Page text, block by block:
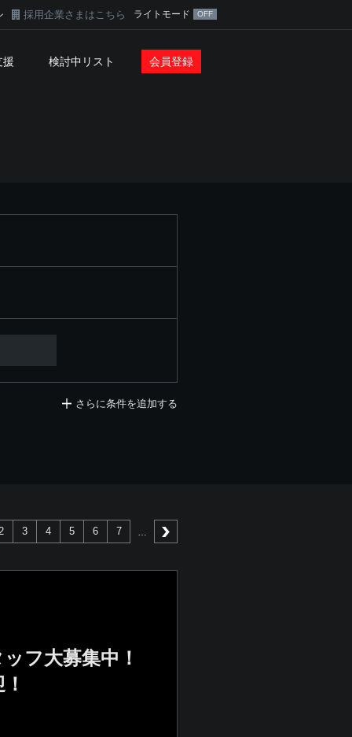
採用企業さまはこちら ライトモード
援 検討中リスト 会員登録
さらに条件を追加する
3 4 5 6 7
フ大募集中！